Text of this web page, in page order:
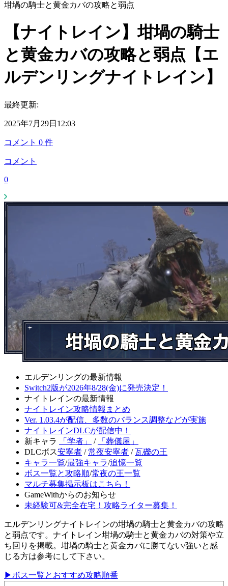
坩堝の騎士と黄金カバの攻略と弱点
【ナイトレイン】坩堝の騎士
と黄金カバの攻略と弱点【エ
ルデンリングナイトレイン】
最終更新:
2025年7月29日12:03
コメント 0 件
コメント
0
エルデンリングの最新情報
Switch2版が2026年8/28(金)に発売決定！
ナイトレインの最新情報
ナイトレイン攻略情報まとめ
Ver. 1.03.4が配信、多数のバランス調整などが実施
ナイトレインDLCが配信中！
新キャラ
「学者」 /
「葬儀屋」
DLCボス安寧者 /常夜安寧者 /瓦礫の王
キャラ一覧/最強キャラ/追憶一覧
ボス一覧と攻略順/常夜の王一覧
マルチ募集掲示板はこちら！
GameWithからのお知らせ
未経験可&完全在宅！攻略ライター募集！
エルデンリングナイトレインの坩堝の騎士と黄金カバの攻略
と弱点です。ナイトレイン坩堝の騎士と黄金カバの対策や立
ち回りを掲載。坩堝の騎士と黄金カバに勝てない/強いと感
じる方は参考にして下さい。
▶ボス一覧とおすすめ攻略順番